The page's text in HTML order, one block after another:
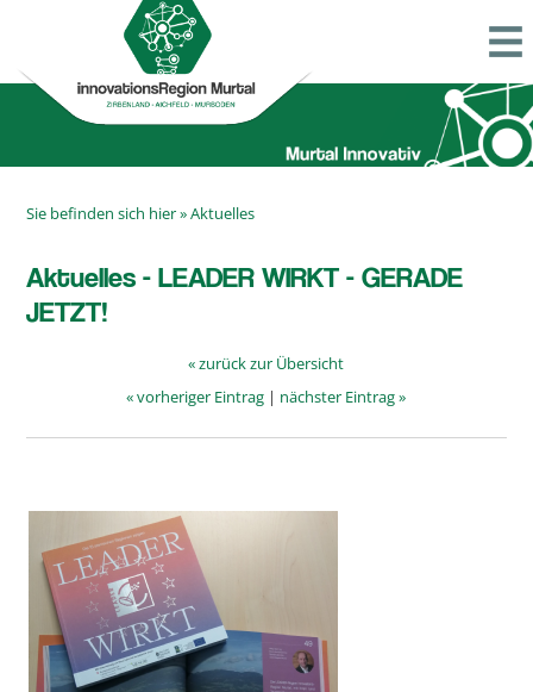
Sie befinden sich hier »Aktuelles
Aktuelles - LEADER WIRKT - GERADE
JETZT!
« zurück zur Übersicht
« vorheriger Eintrag | nächster Eintrag »